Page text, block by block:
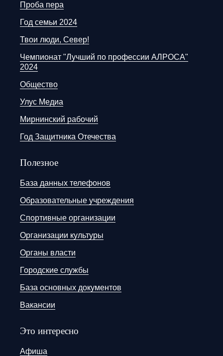
Проба пера
Год семьи 2024
Твои люди, Север!
Чемпионат "Лучший по профессии АЛРОСА"
2024
Общество
Улус Медиа
Мирнинский рабочий
Год Защитника Отечества
Полезное
База данных телефонов
Образовательные учреждения
Спортивные организации
Организации культуры
Органы власти
Городские службы
База основных документов
Вакансии
Это интересно
Афиша